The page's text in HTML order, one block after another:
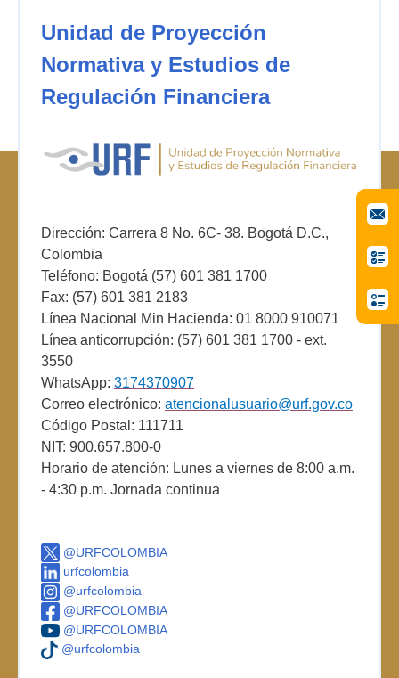
Unidad de Proyección
Normativa y Estudios de
Regulación Financiera
Dirección: Carrera 8 No. 6C- 38. Bogotá D.C.,
Colombia
Teléfono: Bogotá (57) 601 381 1700
Fax: (57) 601 381 2183
Línea Nacional Min Hacienda: 01 8000 910071
Línea anticorrupción: (57) 601 381 1700 - ext.
3550
WhatsApp: 3174370907
Correo electrónico: atencionalusuario@urf.gov.co
Código Postal: 111711
NIT: 900.657.800-0
Horario de atención: Lunes a viernes de 8:00 a.m.
- 4:30 p.m. Jornada continua
@URFCOLOMBIA
urfcolombia
@urfcolombia
@URFCOLOMBIA
@URFCOLOMBIA
@urfcolombia